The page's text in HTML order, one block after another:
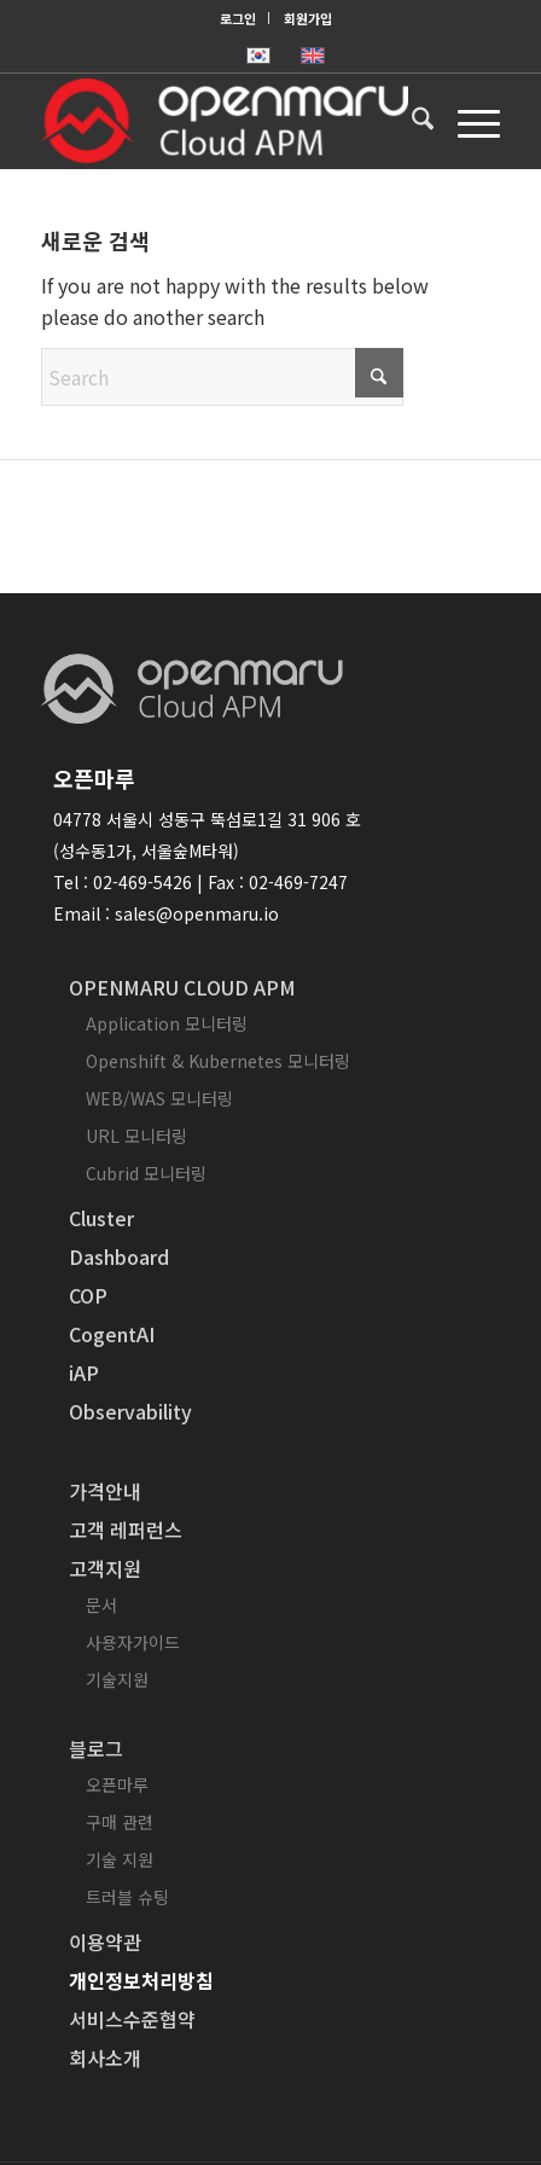
로그인 회원가입
새로운 검색
If you are not happy with the results below
please do another search
오픈마루
04778 서울시 성동구 뚝섬로1길 31 906 호
(성수동1가, 서울숲M타워)
Tel : 02-469-5426 | Fax : 02-469-7247
Email : sales@openmaru.io
OPENMARU CLOUD APM
Application 모니터링
Openshift & Kubernetes 모니터링
WEB/WAS 모니터링
URL 모니터링
Cubrid 모니터링
Cluster
Dashboard
COP
CogentAI
iAP
Observability
가격안내
고객 레퍼런스
고객지원
문서
사용자가이드
기술지원
블로그
오픈마루
구매 관련
기술 지원
트러블 슈팅
이용약관
개인정보처리방침
서비스수준협약
회사소개